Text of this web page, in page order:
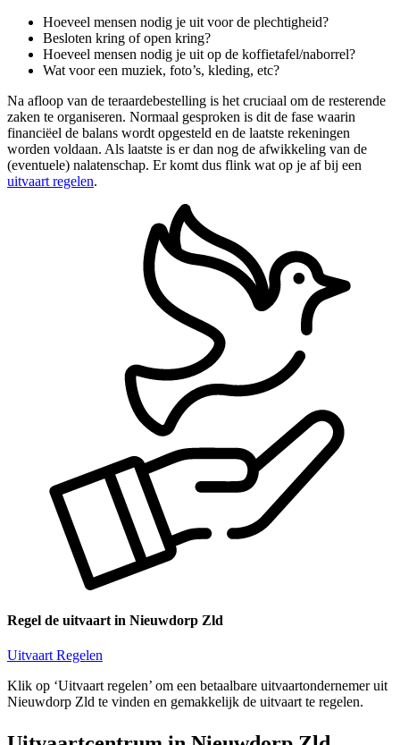
Hoeveel mensen nodig je uit voor de plechtigheid?
Besloten kring of open kring?
Hoeveel mensen nodig je uit op de koffietafel/naborrel?
Wat voor een muziek, foto’s, kleding, etc?
Na afloop van de teraardebestelling is het cruciaal om de resterende
zaken te organiseren. Normaal gesproken is dit de fase waarin
financiëel de balans wordt opgesteld en de laatste rekeningen
worden voldaan. Als laatste is er dan nog de afwikkeling van de
(eventuele) nalatenschap. Er komt dus flink wat op je af bij een
uitvaart regelen.
Regel de uitvaart in Nieuwdorp Zld
Uitvaart Regelen
Klik op ‘Uitvaart regelen’ om een betaalbare uitvaartondernemer uit
Nieuwdorp Zld te vinden en gemakkelijk de uitvaart te regelen.